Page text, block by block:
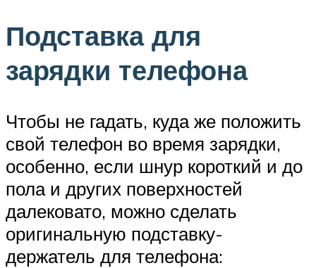
Подставка для
зарядки телефона
Чтобы не гадать, куда же положить
свой телефон во время зарядки,
особенно, если шнур короткий и до
пола и других поверхностей
далековато, можно сделать
оригинальную подставку-
держатель для телефона: